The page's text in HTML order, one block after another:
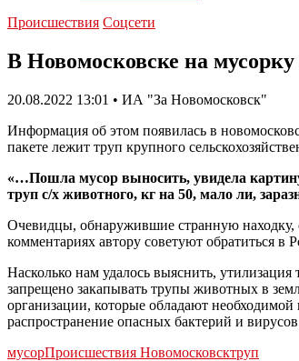
Происшествия Соцсети
В Новомосковске на
20.08.2022 13:01 • ИА "За Новомосковск"
Информация об этом появилась в
пакете лежит труп крупного
«…Пошла мусор выносить, увидела
труп с/х животного, кг на 50, мало ли,
Очевидцы, обнаружившие странную
комментариях автору советуют обратиться в
Насколько нам удалось выяснить,
запрещено закапывать трупы животных в
организации, которые обладают
распространение опасных бактерий и
мусорПроисшествия Новомосковсктруп